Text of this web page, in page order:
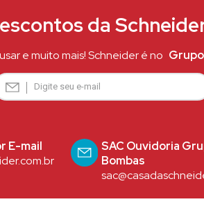
da
e muito mais! Schneider é no
E-mail
SAC Ouvidoria
Bombas